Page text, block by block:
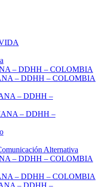
– DDHH – COLOMBIA
– DDHH – COLOMBIA
– DDHH –
– DDHH –
Alternativa
– DDHH – COLOMBIA
– DDHH – COLOMBIA
– DDHH –